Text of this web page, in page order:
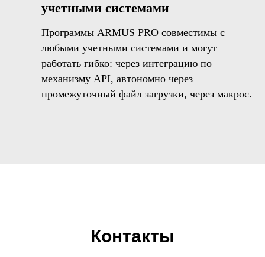
учетными системами
Программы ARMUS PRO совместимы с
любыми учетными системами и могут
работать гибко: через интеграцию по
механизму API, автономно через
промежуточный файл загрузки, через макрос.
Контакты